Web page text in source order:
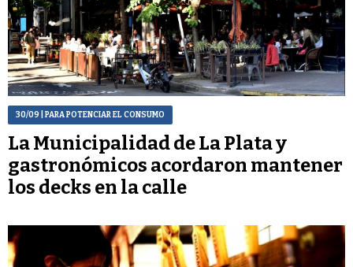
30/09 | PARA POTENCIAR EL CONSUMO
La Municipalidad de La Plata y
gastronómicos acordaron mantener
los decks en la calle